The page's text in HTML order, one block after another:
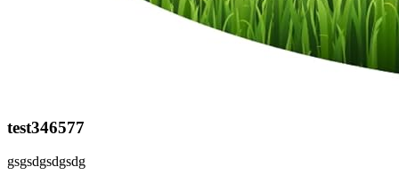
test346577
gsgsdgsdgsdg